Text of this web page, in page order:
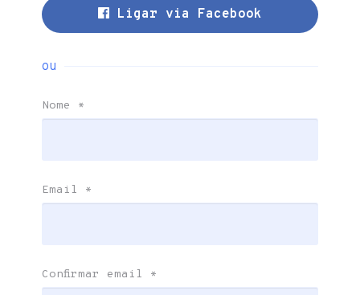
Ligar via Facebook
ou
Nome *
Email *
Confirmar email *